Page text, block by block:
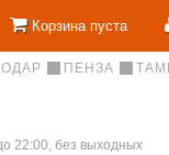
Корзина пуста
ПЕНЗА
22:00, без выходных